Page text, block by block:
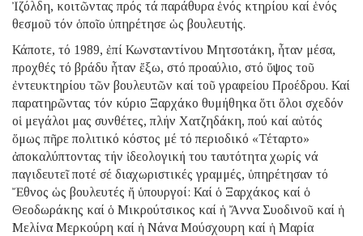
Ἰζόλδη, κοιτῶντας πρός τά παράθυρα ἑνός κτηρίου καί ἑνός
θεσμοῦ τόν ὁποῖο ὑπηρέτησε ὡς βουλευτής.
Κάποτε, τό 1989, ἐπί Κωνσταντίνου Μητσοτάκη, ἦταν μέσα,
προχθές τό βράδυ ἦταν ἔξω, στό προαύλιο, στό ὕψος τοῦ
ἐντευκτηρίου τῶν βουλευτῶν καί τοῦ γραφείου Προέδρου. Καί
παρατηρῶντας τόν κύριο Ξαρχάκο θυμήθηκα ὅτι ὅλοι σχεδόν
οἱ μεγάλοι μας συνθέτες, πλήν Χατζηδάκη, πού καί αὐτός
ὅμως πῆρε πολιτικό κόστος μέ τό περιοδικό «Τέταρτο»
ἀποκαλύπτοντας τήν ἰδεολογική του ταυτότητα χωρίς νά
παγιδευτεῖ ποτέ σέ διαχωριστικές γραμμές, ὑπηρέτησαν τό
Ἔθνος ὡς βουλευτές ἤ ὑπουργοί: Καί ὁ Ξαρχάκος καί ὁ
Θεοδωράκης καί ὁ Μικρούτσικος καί ἡ Ἄννα Συοδινοῦ καί ἡ
Μελίνα Μερκούρη καί ἡ Νάνα Μούσχουρη καί ἡ Μαρία